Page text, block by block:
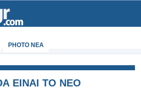
PHOTO NEA
ΕΙΝΑΙ ΤΟ ΝΕΟ